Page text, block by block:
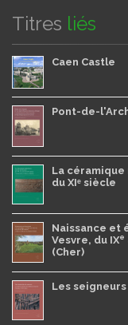
Titres liés
Caen Castle
Pont-de-
La céramique
du XIᵉ siècle
Naissance et
Vesvre, du IXe
(Cher)
Les